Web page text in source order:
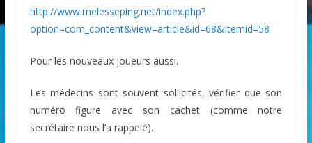
http://www.melesseping.net/index.php?
option=com_content&view=article&id=68&Itemid=58
Pour les nouveaux joueurs aussi.
Les médecins sont souvent sollicités, vérifier que son
numéro figure avec son cachet (comme notre
secrétaire nous l’a rappelé).